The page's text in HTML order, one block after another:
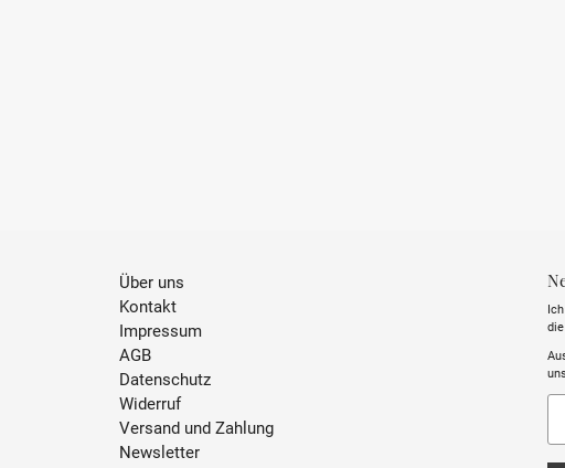
Über uns
Kontakt
Impressum
AGB
Datenschutz
Widerruf
Versand und Zahlung
Newsletter